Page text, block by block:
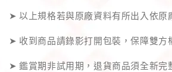
➤ 以上規格若與原廠資料有所出入依原
➤ 收到商品請錄影打開包裝，保障雙方
➤ 鑑賞期非試用期，退貨商品須全新完